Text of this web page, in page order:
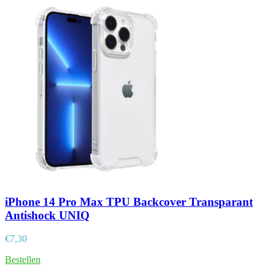
iPhone 14 Pro Max TPU Backcover Transparant
Antishock UNIQ
€7,30
Bestellen